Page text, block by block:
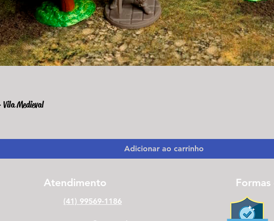
Medieval
Adicionar ao carrinho
Atendimento
(41) 99569-1186